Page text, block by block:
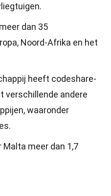
dan 35
Noord-Afrika en het
heeft codeshare-
verschillende andere
waaronder
Malta meer dan 1,7